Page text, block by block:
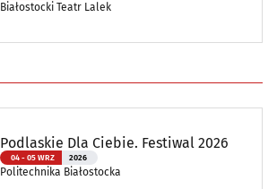
Białostocki Teatr Lalek
Podlaskie Dla Ciebie. Festiwal 2026
04 - 05 WRZ 2026
Politechnika Białostocka